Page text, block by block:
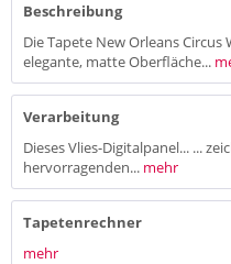
Beschreibung
Die Tapete New Orleans
elegante, matte Oberfläche...
Verarbeitung
Dieses Vlies-Digitalpanel... ...
hervorragenden... mehr
Tapetenrechner
mehr